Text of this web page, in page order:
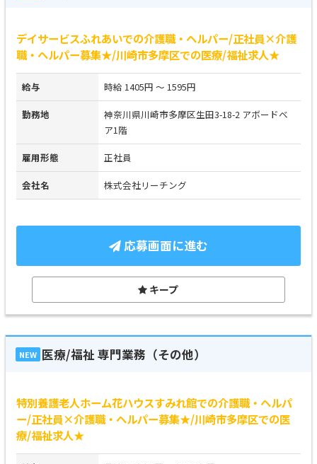
デイサービスふれあいでの介護職・ヘルパー/正社員×介護
職・ヘルパー募集★/川崎市多摩区での医療/福祉求人★
給与 時給 1405円 ～ 1595円
勤務地
神奈川県川崎市多摩区生田3-18-2 アボードベ
ア1階
雇用形態 正社員
会社名 株式会社リーチング
応募画面に進む
キープ
NEW 医療/福祉 専門業務（その他）
特別養護老人ホーム花ハウスすみれ館での介護職・ヘルパ
ー/正社員×介護職・ヘルパー募集★/川崎市多摩区での医
療/福祉求人★